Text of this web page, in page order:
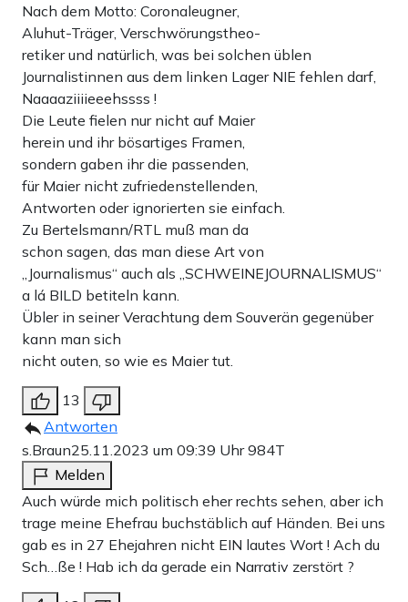
Nach dem Motto: Coronaleugner,
Aluhut-Träger, Verschwörungstheo-
retiker und natürlich, was bei solchen üblen
Journalistinnen aus dem linken Lager NIE fehlen darf,
Naaaaziiiieeehssss !
Die Leute fielen nur nicht auf Maier
herein und ihr bösartiges Framen,
sondern gaben ihr die passenden,
für Maier nicht zufriedenstellenden,
Antworten oder ignorierten sie einfach.
Zu Bertelsmann/RTL muß man da
schon sagen, das man diese Art von
,,Journalismus“ auch als ,,SCHWEINEJOURNALISMUS“
a lá BILD betiteln kann.
Übler in seiner Verachtung dem Souverän gegenüber
kann man sich
nicht outen, so wie es Maier tut.
13
Antworten
s.Braun25.11.2023 um 09:39 Uhr984T
Melden
Auch würde mich politisch eher rechts sehen, aber ich
trage meine Ehefrau buchstäblich auf Händen. Bei uns
gab es in 27 Ehejahren nicht EIN lautes Wort ! Ach du
Sch…ße ! Hab ich da gerade ein Narrativ zerstört ?